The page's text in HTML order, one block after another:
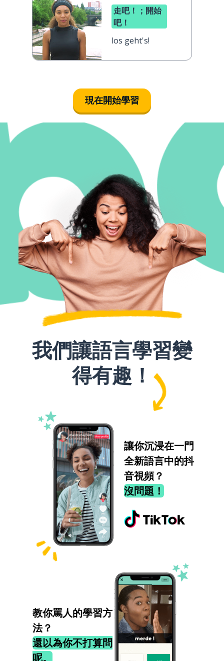
走吧！；開始
吧！
los geht's!
現在開始學習
我們讓語言學習變
得有趣！
讓你沉浸在一門
全新語言中的抖
音視頻？
沒問題！
教你罵人的學習方
法？
還以為你不打算問
呢。